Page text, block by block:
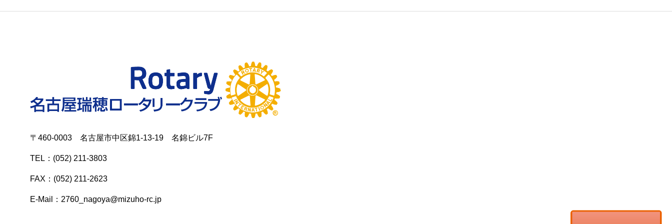
〒460-0003 名古屋市中区錦1-13-19 名錦ビル7F
TEL：(052) 211-3803
FAX：(052) 211-2623
E-Mail：2760_nagoya@mizuho-rc.jp